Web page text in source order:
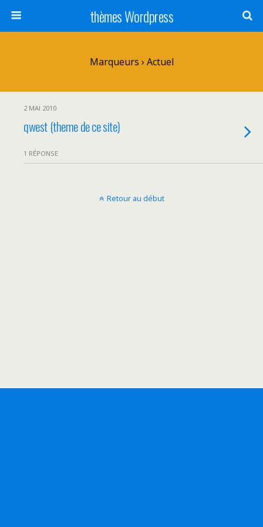
thèmes Wordpress
Marqueurs › Actuel
2 MAI 2010
qwest (theme de ce site)
1 RÉPONSE
Retour au début